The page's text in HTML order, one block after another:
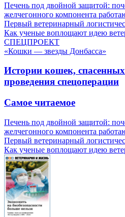
Печень под двойной защитой:
желчегонного компонента
Первый ветеринарный
Как ученые воплощают идею
СПЕЦПРОЕКТ
«Кошки — звезды Донбасса»
Истории кошек, спасенных
проведения спецоперации
Самое читаемое
Печень под двойной защитой:
желчегонного компонента
Первый ветеринарный
Как ученые воплощают идею